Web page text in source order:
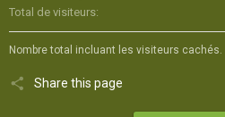
Total de visiteurs
Nombre total incluant les visiteurs cachés.
Share this page